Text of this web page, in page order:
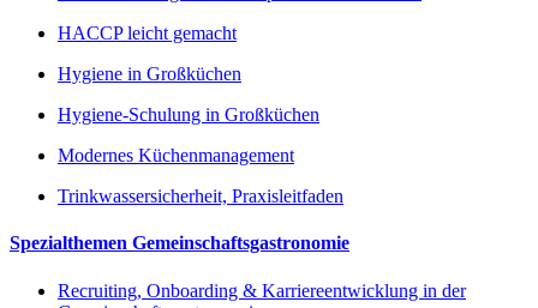
HACCP leicht gemacht
Hygiene in Großküchen
Hygiene-Schulung in Großküchen
Modernes Küchenmanagement
Trinkwassersicherheit, Praxisleitfaden
Spezialthemen Gemeinschaftsgastronomie
Recruiting, Onboarding & Karriereentwicklung in der